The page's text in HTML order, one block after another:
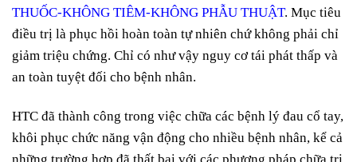
THUỐC-KHÔNG TIÊM-KHÔNG PHẪU THUẬT. Mục tiêu
điều trị là phục hồi hoàn toàn tự nhiên chứ không phải chỉ
giảm triệu chứng. Chỉ có như vậy nguy cơ tái phát thấp và
an toàn tuyệt đối cho bệnh nhân.
HTC đã thành công trong việc chữa các bệnh lý đau cổ tay,
khôi phục chức năng vận động cho nhiều bệnh nhân, kể cả